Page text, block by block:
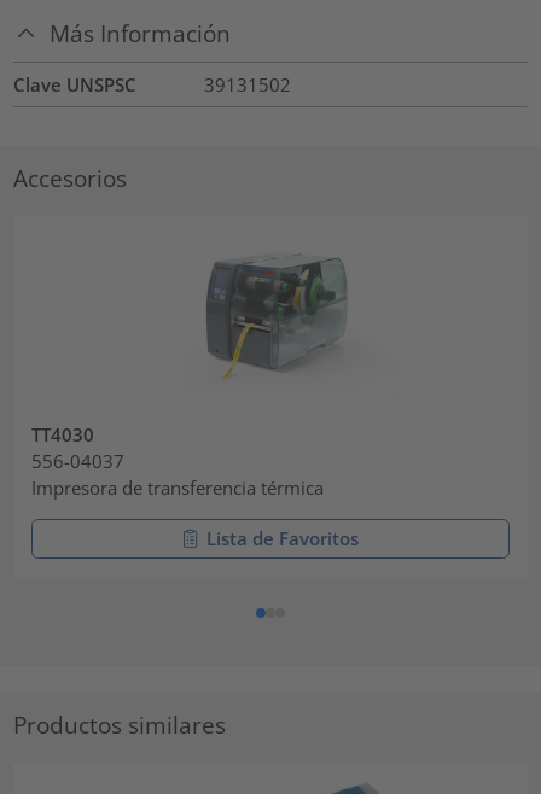
Más Información
Clave UNSPSC 39131502
Accesorios
TT4030
556-04037
Impresora de transferencia térmica
Lista de Favoritos
Productos similares